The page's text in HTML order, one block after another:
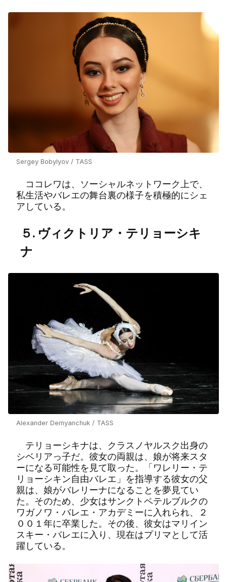
Sergey Bobylyov / TASS
ココレワは、ソーシャルネットワーク上で、
私生活やバレエの舞台裏の様子を積極的にシェ
アしている。
５. ヴィクトリア・テリョーシキ
ナ
Alexander Demyanchuk / TASS
テリョーシキナは、クラスノヤルスク出身の
シベリアっ子だ。彼女の両親は、娘が将来スタ
ーになる可能性を見て取った。「ワレリー・テ
リョーシキン自由バレエ」を指導する彼女の父
親は、娘がバレリーナになることを夢見てい
た。そのため、少女はサンクトペテルブルクの
ワガノワ・バレエ・アカデミーに入れられ、２
００１年に卒業した。その後、彼女はマリイン
スキー・バレエに入り、現在はプリマとして活
躍している。